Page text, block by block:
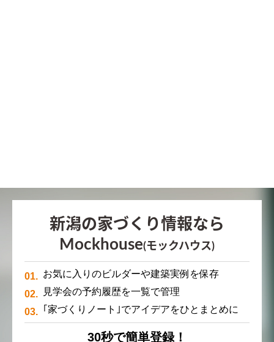
新潟の家づくり情報なら
Mockhouse(モックハウス)
お気に入りのビルダーや建築実例を保存
見学会の予約履歴を一覧で管理
｢家づくりノート｣でアイデアをひとまとめに
30秒で簡単登録！